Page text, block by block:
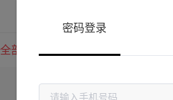
全部方案
密码登录